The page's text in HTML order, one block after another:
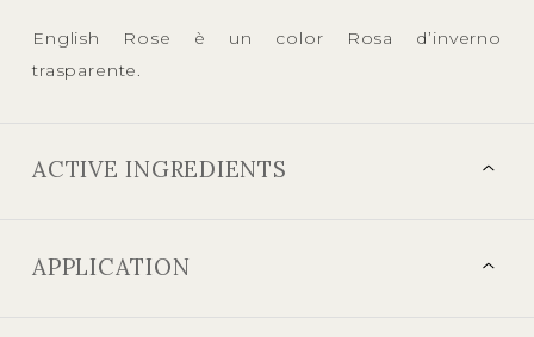
English Rose è un color Rosa d’inverno
trasparente.
ACTIVE INGREDIENTS
APPLICATION